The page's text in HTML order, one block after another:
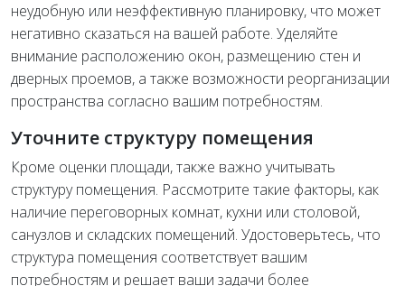
неудобную или неэффективную планировку, что может
негативно сказаться на вашей работе. Уделяйте
внимание расположению окон, размещению стен и
дверных проемов, а также возможности реорганизации
пространства согласно вашим потребностям.
Уточните структуру помещения
Кроме оценки площади, также важно учитывать
структуру помещения. Рассмотрите такие факторы, как
наличие переговорных комнат, кухни или столовой,
санузлов и складских помещений. Удостоверьтесь, что
структура помещения соответствует вашим
потребностям и решает ваши задачи более